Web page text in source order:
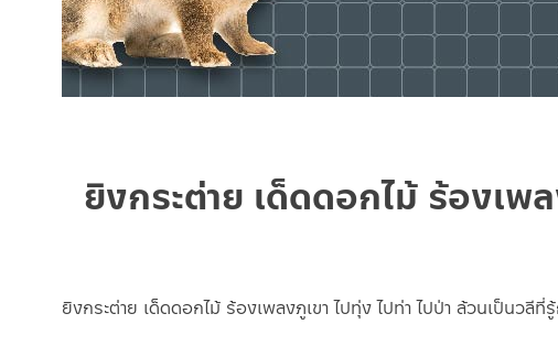
ยิงกระต่าย เด็ดดอกไม้ ร้องเพ
ยิงกระต่าย เด็ดดอกไม้ ร้องเพลงภูเขา ไปทุ่ง ไปท่า ไปป่า ล้วนเป็นวลี